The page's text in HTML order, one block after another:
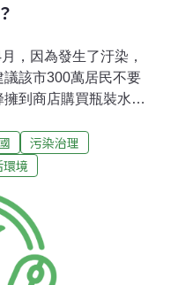
，因為發生了汙染，
該市300萬居民不要
到商店購買瓶裝水的
充足的替代水源。同
購買的瓶裝水的安全
可以引發公共衛生恐
粉醜聞。
污染治理
環境